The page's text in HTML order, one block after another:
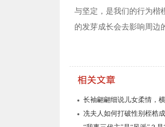
与坚定，是我们的行为楷
的发芽成长会去影响周边
长袖翩翩细说儿女柔情，